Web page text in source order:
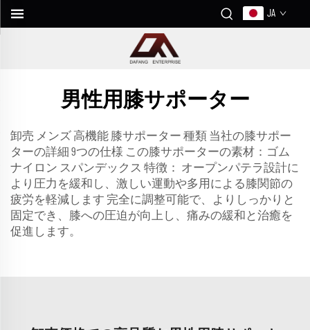
JA
男性用膝サポーター
卸売 メンズ 高機能 膝サポーター 種類 当社の膝サポー
ターの詳細 9つの仕様 この膝サポーターの素材：ゴム
ナイロン スパンデックス 特徴： オープンパテラ設計に
より圧力を緩和し、激しい運動や多用による膝関節の
疲労を軽減します 完全に調整可能で、よりしっかりと
固定でき、膝への圧迫が向上し、痛みの緩和と治癒を
促進します。